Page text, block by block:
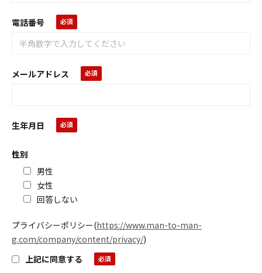
電話番号
メールアドレス
生年月日
性別
男性
女性
回答しない
プライバシーポリシー(https://www.man-to-man-
g.com/company/content/privacy/)
上記に同意する